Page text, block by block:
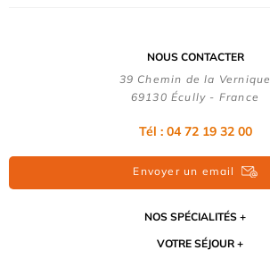
NOUS CONTACTER
39 Chemin de la Vernique
69130 Écully - France
Tél : 04 72 19 32 00
Envoyer un email
NOS SPÉCIALITÉS
VOTRE SÉJOUR